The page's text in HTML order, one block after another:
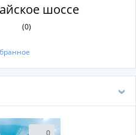
шоссе
(0)
0